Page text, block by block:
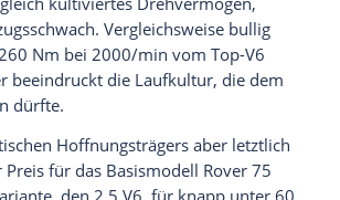
McPherson-Vorderachse, einer von
und der linear übersetzten
hält sich an technische
der Front- antrieb. Ansonsten ist
Vor allem der